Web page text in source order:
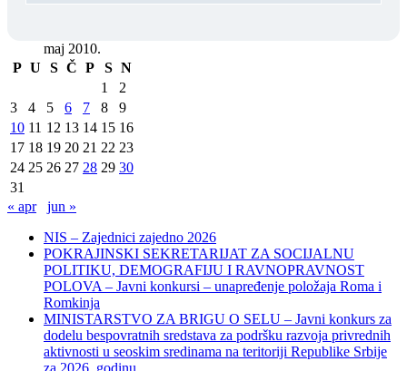
maj 2010.
P U S Č P S N
1
2
3
4 5 6 7 8
9
10 11 12 13 14 15 16
17 18 19 20 21 22 23
24 25 26 27 28 29 30
31
« apr
jun »
NIS – Zajednici zajedno 2026
POKRAJINSKI SEKRETARIJAT ZA SOCIJALNU
POLITIKU, DEMOGRAFIJU I RAVNOPRAVNOST
POLOVA – Javni konkursi – unapređenje položaja Roma i
Romkinja
MINISTARSTVO ZA BRIGU O SELU – Javni konkurs za
dodelu bespovratnih sredstava za podršku razvoja privrednih
aktivnosti u seoskim sredinama na teritoriji Republike Srbije
za 2026. godinu